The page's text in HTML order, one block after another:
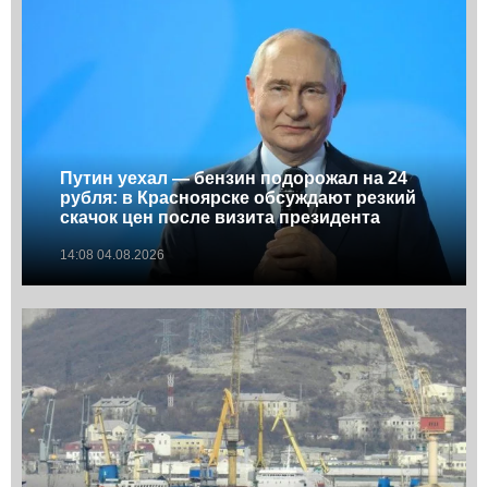
Путин уехал — бензин подорожал на 24
рубля: в Красноярске обсуждают резкий
скачок цен после визита президента
14:08 04.08.2026